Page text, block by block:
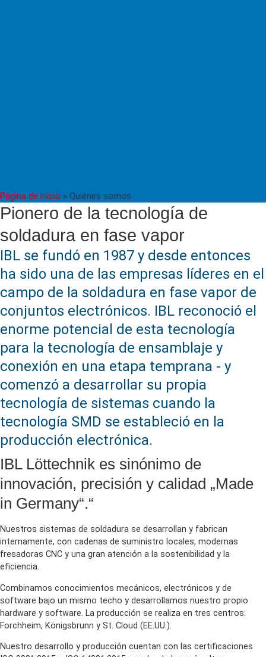
Página de inicio » Quiénes somos
Pionero de la tecnología de
soldadura en fase vapor
IBL se fundó en 1987 y desde entonces
ha sido una de las empresas líderes en el
campo de la soldadura en fase vapor de
conjuntos electrónicos. IBL reconoció el
enorme potencial de esta tecnología
para la tecnología de ensamblaje y
conexión en una etapa temprana - y
comenzó a desarrollar su propia
tecnología de sistemas cuando la
tecnología SMD se estableció en la
producción electrónica.
IBL Löttechnik es sinónimo de
innovación, precisión y calidad „Made
in Germany“.“
Nuestros sistemas de soldadura se desarrollan y fabrican
internamente, con cadenas de suministro locales, modernas
fresadoras CNC y una gran atención a la sostenibilidad y la
eficiencia.
Combinamos conocimientos mecánicos, electrónicos y de
software bajo un mismo techo y desarrollamos nuestro propio
hardware y software. La producción se realiza en tres centros:
Forchheim, Königsbrunn y St. Cloud (EE.UU.).
Nuestro desarrollo y producción cuentan con las certificaciones